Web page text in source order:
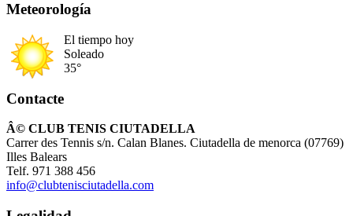
Meteorología
El tiempo hoy
Soleado
35°
Contacte
Â© CLUB TENIS CIUTADELLA
Carrer des Tennis s/n. Calan Blanes. Ciutadella de menorca (07769)
Illes Balears
Telf. 971 388 456
info@clubtenisciutadella.com